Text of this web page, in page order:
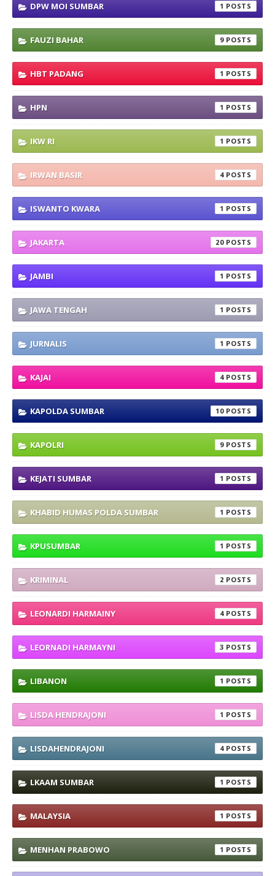
DPW MOI SUMBAR 1
FAUZI BAHAR 9
HBT PADANG 1
HPN 1
IKW RI 1
IRWAN BASIR 4
ISWANTO KWARA 1
JAKARTA 20
JAMBI 1
JAWA TENGAH 1
JURNALIS 1
KAJAI 4
KAPOLDA SUMBAR 10
KAPOLRI 9
KEJATI SUMBAR 1
KHABID HUMAS POLDA SUMBAR 1
KPUSUMBAR 1
KRIMINAL 2
LEONARDI HARMAINY 4
LEORNADI HARMAYNI 3
LIBANON 1
LISDA HENDRAJONI 1
LISDAHENDRAJONI 4
LKAAM SUMBAR 1
MALAYSIA 1
MENHAN PRABOWO 1